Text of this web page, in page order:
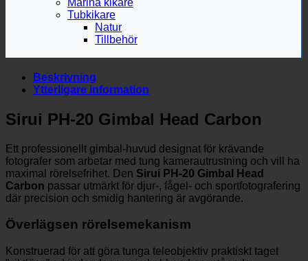
Tubkikare
Natur
Tillbehör
Beskrivning
Ytterligare information
Sirui PH-20 Gimbal Head Carbon
Ett professionellt gimbal-huvud designat för krävande
fotografer som arbetar med tung kamerautrustning och vill ha
maximal rörelsefrihet. Den Sirui PH-20 Gimbal Head
Carbon passar utmärkt för djur-, fågel- och sportfotografering
där precision och smidig hantering är avgörande.
Överlägsen rörelsemekanism
Konstruerad för att göra tunga teleobjektiv praktiskt taget